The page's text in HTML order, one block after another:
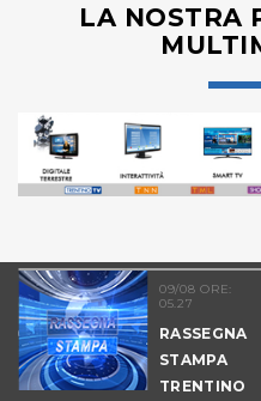
LA NOSTRA
09/08 ORE:
05.27
RASSEGNA
STAMPA
TRENTINO